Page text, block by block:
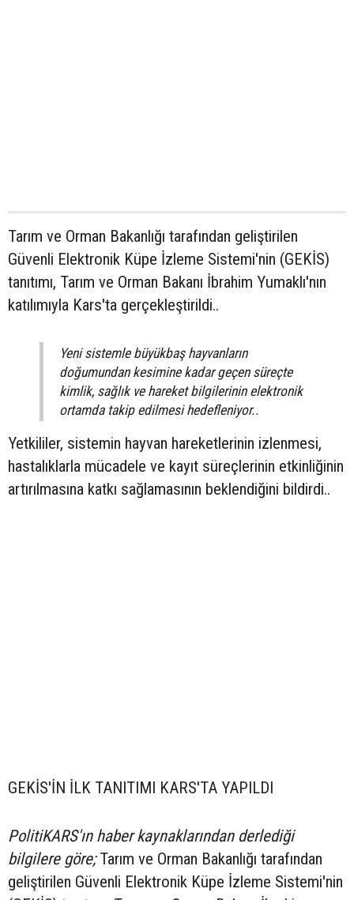
Tarım ve Orman Bakanlığı tarafından geliştirilen
Güvenli Elektronik Küpe İzleme Sistemi'nin (GEKİS)
tanıtımı, Tarım ve Orman Bakanı İbrahim Yumaklı'nın
katılımıyla Kars'ta gerçekleştirildi..
Yeni sistemle büyükbaş hayvanların
doğumundan kesimine kadar geçen süreçte
kimlik, sağlık ve hareket bilgilerinin elektronik
ortamda takip edilmesi hedefleniyor..
Yetkililer, sistemin hayvan hareketlerinin izlenmesi,
hastalıklarla mücadele ve kayıt süreçlerinin etkinliğinin
artırılmasına katkı sağlamasının beklendiğini bildirdi..
GEKİS'İN İLK TANITIMI KARS'TA YAPILDI
PolitiKARS'ın haber kaynaklarından derlediği
bilgilere göre;Tarım ve Orman Bakanlığı tarafından
geliştirilen Güvenli Elektronik Küpe İzleme Sistemi'nin